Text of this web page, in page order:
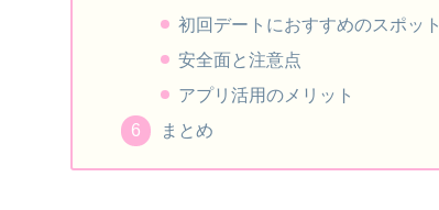
初回デートにおすすめのスポット
安全面と注意点
アプリ活用のメリット
まとめ